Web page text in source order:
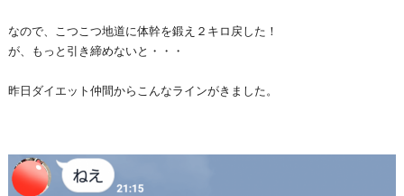
なので、こつこつ地道に体幹を鍛え２キロ戻した！
が、もっと引き締めないと・・・
昨日ダイエット仲間からこんなラインがきました。